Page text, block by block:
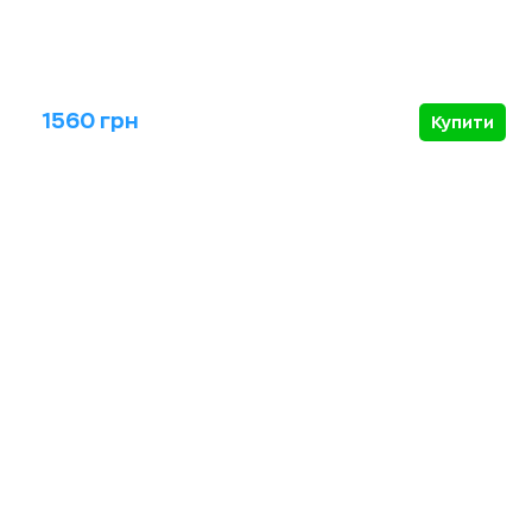
1560 грн Купити